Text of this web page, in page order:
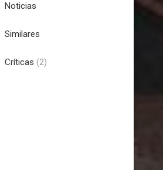
Noticias
Similares
Críticas (2)